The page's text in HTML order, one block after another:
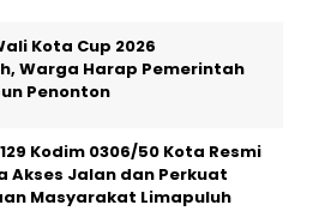
Kota Cup 2026
Warga Harap Pemerintah
Penonton
Kodim 0306/50 Kota Resmi
Akses Jalan dan Perkuat
Masyarakat Limapuluh